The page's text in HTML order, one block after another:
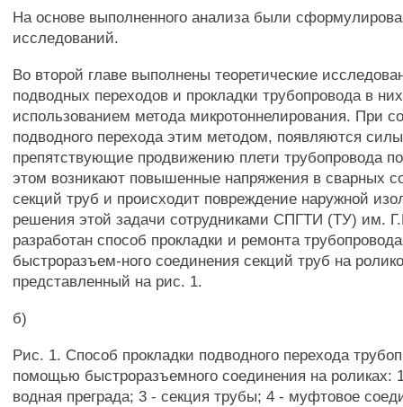
На основе выполненного анализа были
исследований.
Во второй главе выполнены теоретические
подводных переходов и прокладки трубопровода в
использованием метода микротоннелирования. При
подводного перехода этим методом, появляются
препятствующие продвижению плети трубопровода
этом возникают повышенные напряжения в сварных
секций труб и происходит повреждение наружной
решения этой задачи сотрудниками СПГТИ (ТУ) им.
разработан способ прокладки и ремонта
быстроразъем-ного соединения секций труб на
представленный на рис. 1.
б)
Рис. 1. Способ прокладки подводного перехода
помощью быстроразъемного соединения на роликах:
водная преграда; 3 - секция трубы; 4 - муфтовое